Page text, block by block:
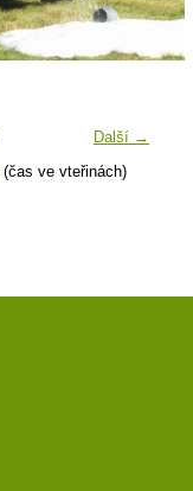
Další →
(čas ve vteřinách)